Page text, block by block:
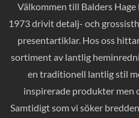
Välkommen till Balders
1973 drivit detalj- och
presentartiklar. Hos oss
sortiment av lantlig
en traditionell lantlig stil
inspirerade produkter men
Samtidigt som vi söker